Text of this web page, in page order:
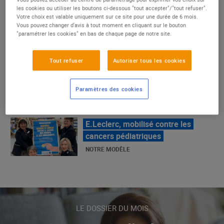
un succès
NOTRE MODÈLE
E.Leclerc, mobilisé contre les
cancers pédiatriques
LE MOUVEMENT E.LECLERC ET
SES COMBATS
NOTRE MODÈLE
« Repérage » - La nouvelle revue de
tendances de Marque Repère
ALIMENTATION DE QUALITÉ
LE DOSSIER DU MOIS
les cookies ou utiliser les boutons ci-dessous "tout accepter"/"tout refuser".
Votre choix est valable uniquement sur ce site pour une durée de 6 mois.
Vous pouvez changer d'avis à tout moment en cliquant sur le bouton
"paramétrer les cookies" en bas de chaque page de notre site.
Tout refuser Autoriser tous les cookies
Paramètres des cookies